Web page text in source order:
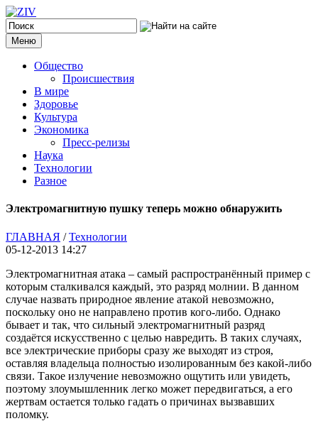
Меню
Общество
Происшествия
В мире
Здоровье
Культура
Экономика
Пресс-релизы
Наука
Технологии
Разное
Электромагнитную пушку теперь можно обнаружить
ГЛАВНАЯ /Технологии
05-12-2013 14:27
Электромагнитная атака – самый распространённый пример с
которым сталкивался каждый, это разряд молнии. В данном
случае назвать природное явление атакой невозможно,
поскольку оно не направлено против кого-либо. Однако
бывает и так, что сильный электромагнитный разряд
создаётся искусственно с целью навредить. В таких случаях,
все электрические приборы сразу же выходят из строя,
оставляя владельца полностью изолированным без какой-либо
связи. Такое излучение невозможно ощутить или увидеть,
поэтому злоумышленник легко может передвигаться, а его
жертвам остается только гадать о причинах вызвавших
поломку.